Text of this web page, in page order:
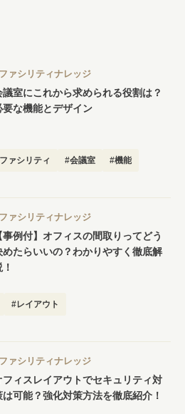
ファシリティナレッジ
議室にこれから求められる役割は？
要な機能とデザイン
ァシリティ #会議室 #機能
ファシリティナレッジ
事例付】オフィスの間取りってどう
めたらいいの？わかりやすく徹底解
#レイアウト
ファシリティナレッジ
フィスレイアウトでセキュリティ対
は可能？強化対策方法を徹底紹介！